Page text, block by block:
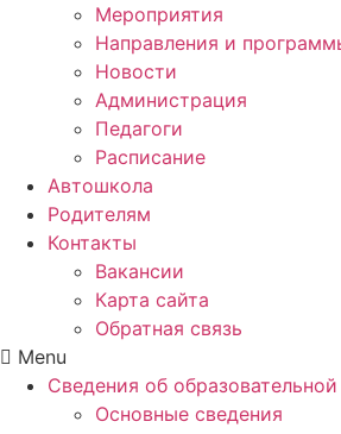
Мероприятия
Направления и
Новости
Администрация
Педагоги
Расписание
Автошкола
Родителям
Контакты
Вакансии
Карта сайта
Обратная связь
Menu
Сведения об
Основные сведения